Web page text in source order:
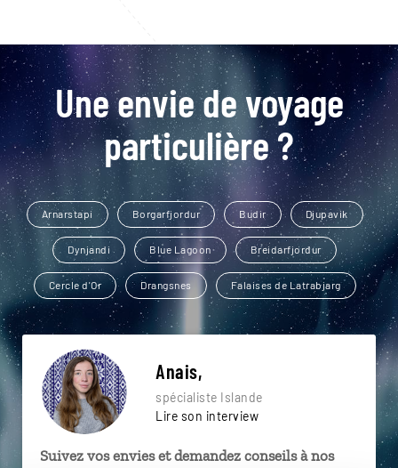
Une envie de voyage
particulière ?
Arnarstapi Borgarfjordur Budir Djupavik
Dynjandi Blue Lagoon Breidarfjordur
Cercle d'Or Drangsnes Falaises de Latrabjarg
Anais,
spécialiste Islande
Lire son interview
Suivez vos envies et demandez conseils à nos